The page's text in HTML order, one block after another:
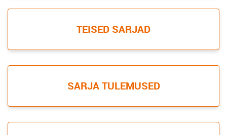
TEISED SARJAD
SARJA TULEMUSED